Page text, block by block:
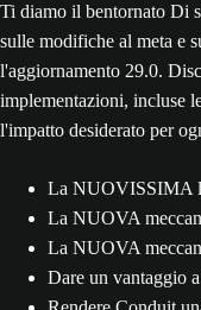
Ti diamo il bentornato Di
sulle modifiche al meta e
l'aggiornamento 29.0.
implementazioni, incluse
l'impatto desiderato per
La NUOVISSIMA
La NUOVA
La NUOVA
Dare un vantaggio